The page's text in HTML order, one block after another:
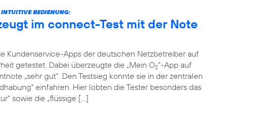
BEDIENUNG:
im connect-Test mit der Note
Kundenservice-Apps der deutschen Netzbetreiber auf
getestet. Dabei überzeugte die „Mein O2“-App auf
„sehr gut“. Den Testsieg konnte sie in der zentralen
einfahren. Hier lobten die Tester besonders das
sowie die „flüssige […]